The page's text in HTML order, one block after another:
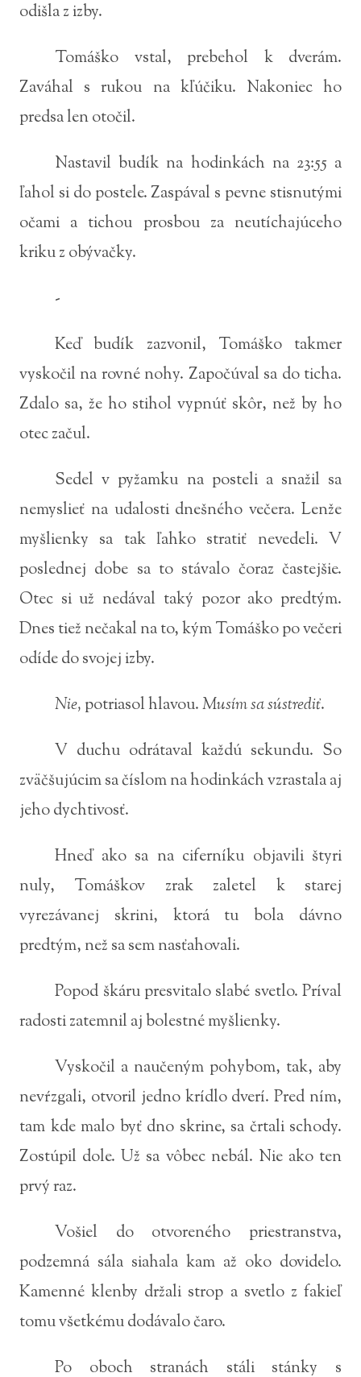
odišla z izby.
Tomáško vstal, prebehol k dverám.
Zaváhal s rukou na kľúčiku. Nakoniec ho
predsa len otočil.
Nastavil budík na hodinkách na 23:55 a
ľahol si do postele. Zaspával s pevne stisnutými
očami a tichou prosbou za neutíchajúceho
kriku z obývačky.
-
Keď budík zazvonil, Tomáško takmer
vyskočil na rovné nohy. Započúval sa do ticha.
Zdalo sa, že ho stihol vypnúť skôr, než by ho
otec začul.
Sedel v pyžamku na posteli a snažil sa
nemyslieť na udalosti dnešného večera. Lenže
myšlienky sa tak ľahko stratiť nevedeli. V
poslednej dobe sa to stávalo čoraz častejšie.
Otec si už nedával taký pozor ako predtým.
Dnes tiež nečakal na to, kým Tomáško po večeri
odíde do svojej izby.
Nie, potriasol hlavou.Musím sa sústrediť.
V duchu odrátaval každú sekundu. So
zväčšujúcim sa číslom na hodinkách vzrastala aj
jeho dychtivosť.
Hneď ako sa na ciferníku objavili štyri
nuly, Tomáškov zrak zaletel k starej
vyrezávanej skrini, ktorá tu bola dávno
predtým, než sa sem nasťahovali.
Popod škáru presvitalo slabé svetlo. Príval
radosti zatemnil aj bolestné myšlienky.
Vyskočil a naučeným pohybom, tak, aby
nevŕzgali, otvoril jedno krídlo dverí. Pred ním,
tam kde malo byť dno skrine, sa črtali schody.
Zostúpil dole. Už sa vôbec nebál. Nie ako ten
prvý raz.
Vošiel do otvoreného priestranstva,
podzemná sála siahala kam až oko dovidelo.
Kamenné klenby držali strop a svetlo z fakieľ
tomu všetkému dodávalo čaro.
Po oboch stranách stáli stánky s